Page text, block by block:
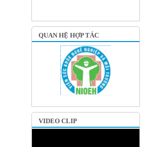
QUAN HỆ HỢP TÁC
VIDEO CLIP